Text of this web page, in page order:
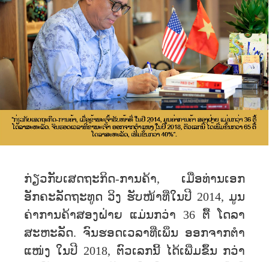
ກ່ຽວກັບເສດຖະກິດ-ການຄ້າ, ເມື່ອທ່ານເອກ
ອັກຄະລັດຖະທູດ ວິງ ຮັບໜ້າທີ່ໃນປີ 2014, ມູນ
ຄ່າການຄ້າສອງຝ່າຍ ແມ່ນກວ່າ 36 ຕື້ ໂດລາ
ສະຫະລັດ. ຈົນຮອດເວລາທີ່ເພິ່ນ ອອກຈາກຕໍາ
ແໜ່ງ ໃນປີ 2018, ຕົວເລກນີ້ ໄດ້ເພີ່ມຂຶ້ນ ກວ່າ